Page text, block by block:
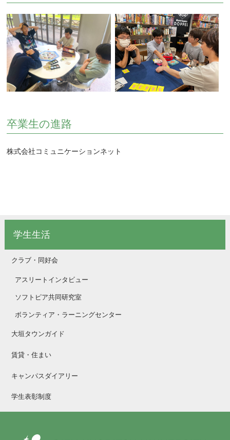
卒業生の進路
株式会社コミュニケーションネット
学生生活
クラブ・同好会
アスリートインタビュー
ソフトピア共同研究室
ボランティア・ラーニングセンター
大垣タウンガイド
賃貸・住まい
キャンパスダイアリー
学生表彰制度